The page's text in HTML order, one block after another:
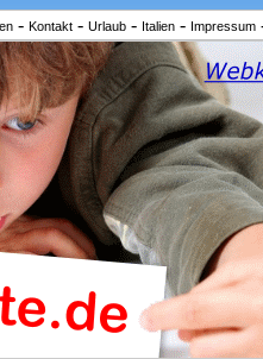
- Kontakt- Urlaub- Italien- Impressum